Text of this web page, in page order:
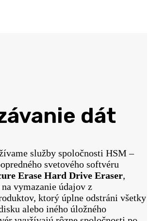
dát
služby spoločnosti HSM –
svetového softvéru
Erase Hard Drive Eraser,
vymazanie údajov z
ktorý úplne odstráni všetky
alebo iného úložného